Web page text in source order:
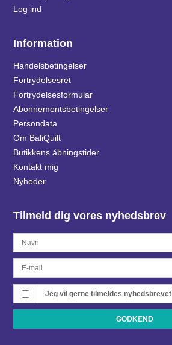
Log ind
Information
Handelsbetingelser
Fortrydelsesret
Fortrydelsesformular
Abonnementsbetingelser
Persondata
Om BaliQuilt
Butikkens åbningstider
Kontakt mig
Nyheder
Tilmeld dig vores nyhedsbrev
Jeg vil gerne tilmeldes nyhedsbrevet
GODKEND